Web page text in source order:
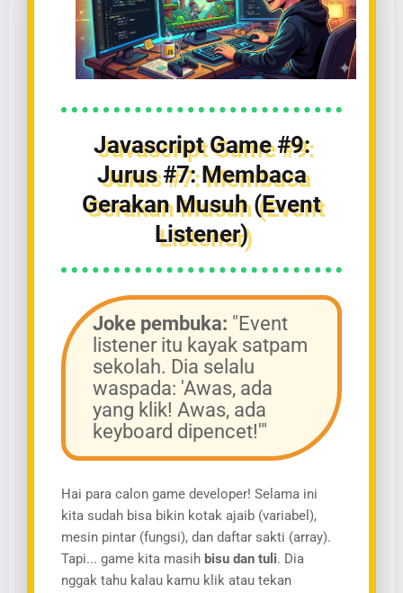
Javascript Game #9:
Jurus #7: Membaca
Gerakan Musuh (Event
Listener)
Joke pembuka: "Event
listener itu kayak satpam
sekolah. Dia selalu
waspada: 'Awas, ada
yang klik! Awas, ada
keyboard dipencet!'"
Hai para calon game developer! Selama ini
kita sudah bisa bikin kotak ajaib (variabel),
mesin pintar (fungsi), dan daftar sakti (array).
Tapi... game kita masih bisu dan tuli. Dia
nggak tahu kalau kamu klik atau tekan